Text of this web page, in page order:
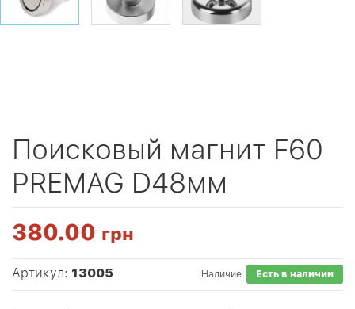
Поисковый магнит F60
PREMAG D48мм
380.00 грн
Артикул: 13005 Наличие: Есть в наличии